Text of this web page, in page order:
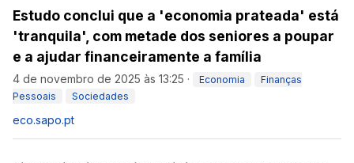
Estudo conclui que a 'economia prateada' está
'tranquila', com metade dos seniores a poupar
e a ajudar financeiramente a família
4 de novembro de 2025 às 13:25 · Economia
Finanças
Pessoais
Sociedades
eco.sapo.pt